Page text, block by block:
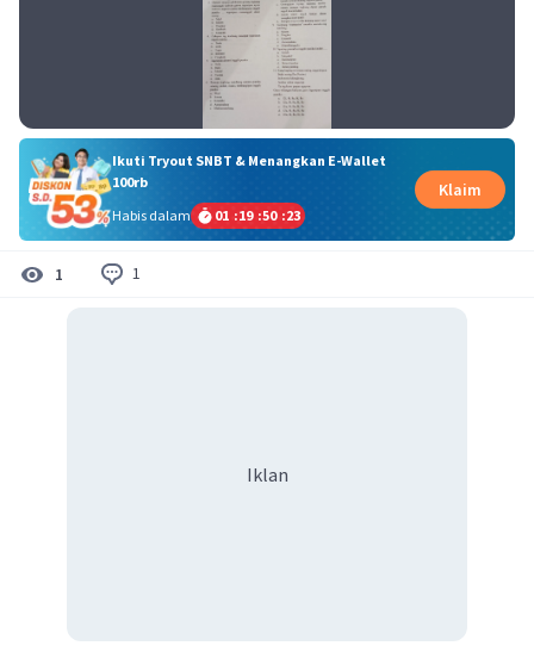
Ikuti Tryout SNBT & Menangkan E-Wallet
100rb
Habis dalam
01 :19 :50 :23
Klaim
1 1
Iklan